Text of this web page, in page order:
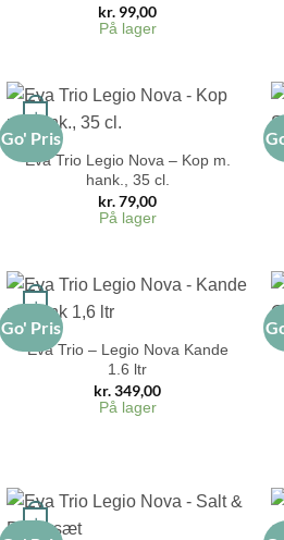
kr. 99,00
På lager
Go' Pris
+
Eva Trio Legio Nova – Kop m.
hank., 35 cl.
kr.79,00
På lager
Go' Pris
+
Eva Trio – Legio Nova Kande
1.6 ltr
kr.349,00
På lager
+